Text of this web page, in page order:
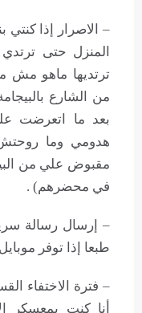
– الاصرار إذا كنتي
المنزل حتى
ترتديها ماهو مش
من الشارع
بعد ما اتعرضت
هدومي وما روحتش
مقبوض علي من
في محضرهم) .
– إرسال رسالة
طبعا إذا توفر
– فترة الاختفاء
أنا كنت بمعسكر